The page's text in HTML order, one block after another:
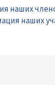
наших
наших